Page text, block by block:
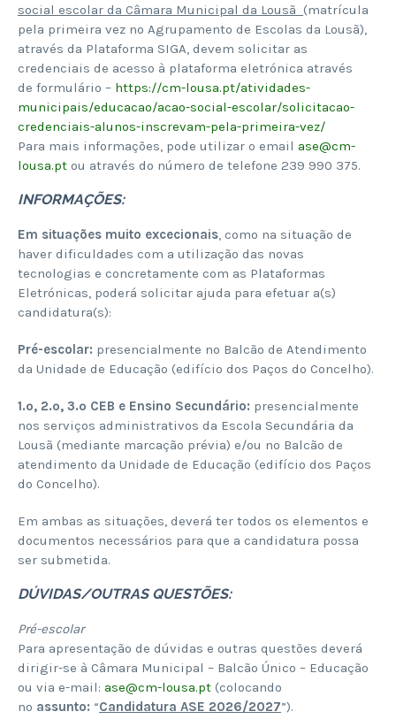
social escolar da Câmara Municipal da Lousã (matrícula
pela primeira vez no Agrupamento de Escolas da Lousã),
através da Plataforma SIGA, devem solicitar as
credenciais de acesso à plataforma eletrónica através
de formulário – https://cm-lousa.pt/atividades-
municipais/educacao/acao-social-escolar/solicitacao-
credenciais-alunos-inscrevam-pela-primeira-vez/
Para mais informações, pode utilizar o email ase@cm-
lousa.pt ou através do número de telefone 239 990 375.
INFORMAÇÕES:
Em situações muito excecionais, como na situação de
haver dificuldades com a utilização das novas
tecnologias e concretamente com as Plataformas
Eletrónicas, poderá solicitar ajuda para efetuar a(s)
candidatura(s):
Pré-escolar: presencialmente no Balcão de Atendimento
da Unidade de Educação (edifício dos Paços do Concelho).
1.º, 2.º, 3.º CEB e Ensino Secundário: presencialmente
nos serviços administrativos da Escola Secundária da
Lousã (mediante marcação prévia) e/ou no Balcão de
atendimento da Unidade de Educação (edifício dos Paços
do Concelho).
Em ambas as situações, deverá ter todos os elementos e
documentos necessários para que a candidatura possa
ser submetida.
DÚVIDAS/OUTRAS QUESTÕES:
Pré-escolar
Para apresentação de dúvidas e outras questões deverá
dirigir-se à Câmara Municipal – Balcão Único – Educação
ou via e-mail: ase@cm-lousa.pt (colocando
no assunto: “Candidatura ASE 2026/2027”).